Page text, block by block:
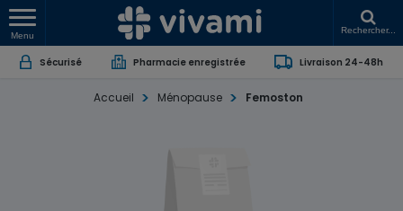
Menu
Rechercher...
Sécurisé Pharmacie enregistrée Livraison 24-48h
Accueil Ménopause Femoston